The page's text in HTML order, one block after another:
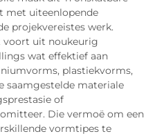
met uiteenlopende
projekvereistes werk.
voort uit noukeurig
wat effektief aan
plastiekvorms,
saamgestelde materiale
of
Die vermoë om een
vormtipes te